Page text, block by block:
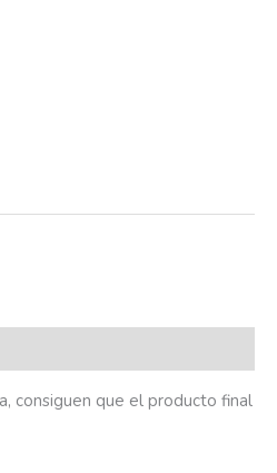
consiguen que el producto final